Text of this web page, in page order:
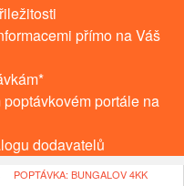
přímo na Váš
portále na
dodavatelů
POPTÁVKA: BUNGALOV 4KK